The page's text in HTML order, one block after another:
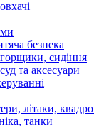
безпека
сидіння
та аксесуари
літаки,
танки